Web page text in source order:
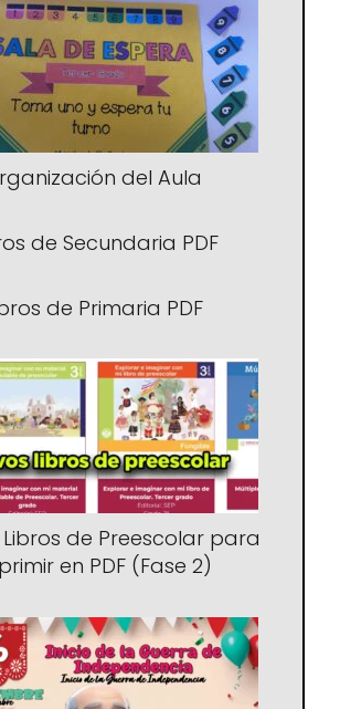
del Aula
de Secundaria PDF
de Primaria PDF
Libros de Preescolar para
en PDF (Fase 2)